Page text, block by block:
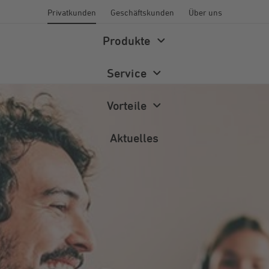
Privatkunden Geschäftskunden Über uns
Produkte
Energiewelt
Photovoltaik
Service
Energieberatung
FAQ
Vorteile
Newsletter
Aktuelles